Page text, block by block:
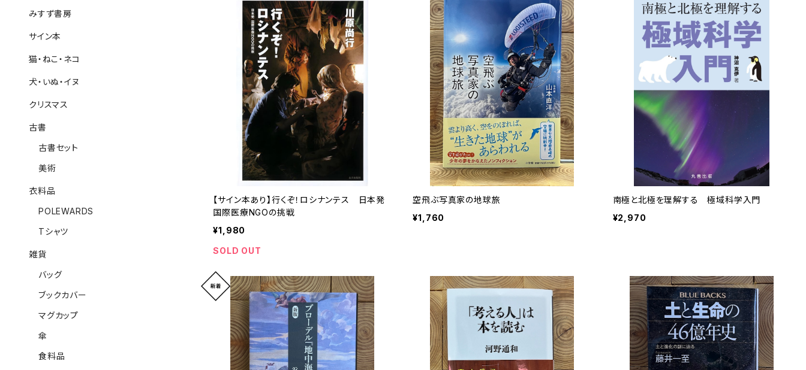
【サイン本あり】行くぞ！ロシナンテス 日本発
国際医療NGOの挑戦
¥1,980
SOLD OUT
空飛ぶ写真家の地球旅
¥1,760
南極と北極を理解する 極域科学入門
¥2,970
みすず書房
サイン本
猫・ねこ・ネコ
犬・いぬ・イヌ
クリスマス
古書
古書セット
美術
衣料品
POLEWARDS
Tシャツ
雑貨
バッグ
ブックカバー
マグカップ
傘
食料品